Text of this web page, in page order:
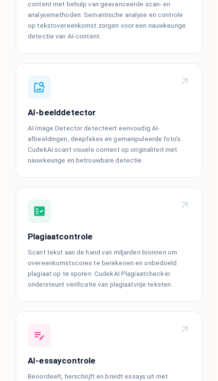
content met behulp van geavanceerde scan- en
analysemethoden. Semantische analyse en controle
op tekstovereenkomst zorgen voor een nauwkeurige
detectie van AI-content.
AI-beelddetector
AI Image Detector detecteert eenvoudig AI-
afbeeldingen, deepfakes en gemanipuleerde foto's.
CudekAI scant visuele content op originaliteit met
nauwkeurige en betrouwbare detectie.
Plagiaatcontrole
Scant tekst aan de hand van miljarden bronnen om
overeenkomstscores te berekenen en onbedoeld
plagiaat op te sporen. CudekAI Plagiaatchecker
ondersteunt verificatie van plagiaatvrije teksten.
AI-essaycontrole
Beoordeelt, herschrijft en breidt essays uit met